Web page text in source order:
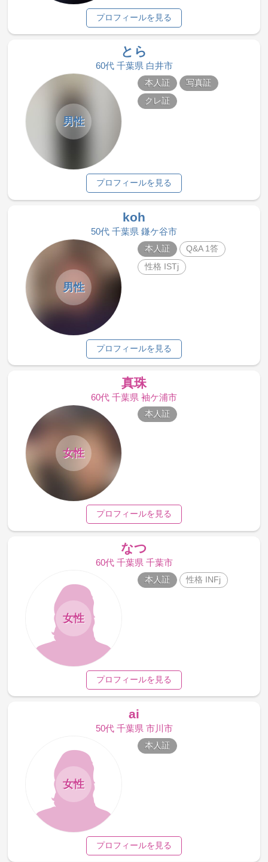
プロフィールを見る
とら
60代 千葉県 白井市
男性
本人証
写真証
クレ証
プロフィールを見る
koh
50代 千葉県 鎌ケ谷市
男性
本人証
Q&A 1答
性格 ISTj
プロフィールを見る
真珠
60代 千葉県 袖ケ浦市
女性
本人証
プロフィールを見る
なつ
60代 千葉県 千葉市
女性
本人証 性格 INFj
プロフィールを見る
ai
50代 千葉県 市川市
女性
本人証
プロフィールを見る